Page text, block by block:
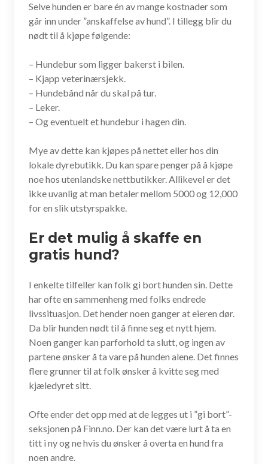
Selve hunden er bare én av mange kostnader som
går inn under ”anskaffelse av hund”. I tillegg blir du
nødt til å kjøpe følgende:
– Hundebur som ligger bakerst i bilen.
– Kjapp veterinærsjekk.
– Hundebånd når du skal på tur.
– Leker.
– Og eventuelt et hundebur i hagen din.
Mye av dette kan kjøpes på nettet eller hos din
lokale dyrebutikk. Du kan spare penger på å kjøpe
noe hos utenlandske nettbutikker. Allikevel er det
ikke uvanlig at man betaler mellom 5000 og 12,000
for en slik utstyrspakke.
Er det mulig å skaffe en
gratis hund?
I enkelte tilfeller kan folk gi bort hunden sin. Dette
har ofte en sammenheng med folks endrede
livssituasjon. Det hender noen ganger at eieren dør.
Da blir hunden nødt til å finne seg et nytt hjem.
Noen ganger kan parforhold ta slutt, og ingen av
partene ønsker å ta vare på hunden alene. Det finnes
flere grunner til at folk ønsker å kvitte seg med
kjæledyret sitt.
Ofte ender det opp med at de legges ut i ”gi bort”-
seksjonen på Finn.no. Der kan det være lurt å ta en
titt i ny og ne hvis du ønsker å overta en hund fra
noen andre.